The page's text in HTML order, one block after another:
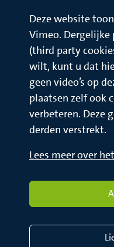
Deze website
Vimeo. Dergelijke
(third party
wilt, kunt u dat
geen video’s op
plaatsen zelf ook
verbeteren. Deze
derden verstrekt.
Lees meer over